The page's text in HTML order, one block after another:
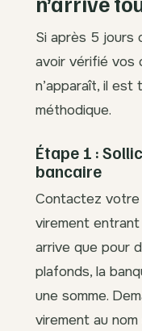
Si après 5 jours
avoir vérifié vos
n’apparaît, il est
méthodique.
Étape 1 :
bancaire
Contactez votre
virement entrant
arrive que pour
plafonds, la
une somme.
virement au